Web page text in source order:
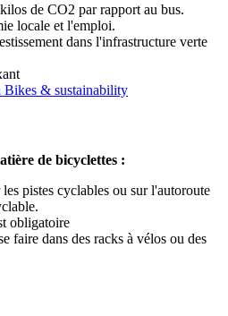
de CO2 par rapport au bus.
locale et l'emploi.
dans l'infrastructure verte
Bikes & sustainability
de bicyclettes :
pistes cyclables ou sur l'autoroute
obligatoire
faire dans des racks à vélos ou des